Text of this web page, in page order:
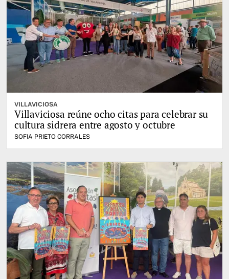
VILLAVICIOSA
Villaviciosa reúne ocho citas para celebrar su
cultura sidrera entre agosto y octubre
SOFIA PRIETO CORRALES